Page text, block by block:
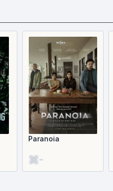
Paranoia
-